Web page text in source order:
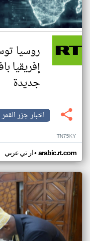
روسيا
جديدة
اخبار جزر القمر
TN75KY
ار تي عربي• arabic.rt.com